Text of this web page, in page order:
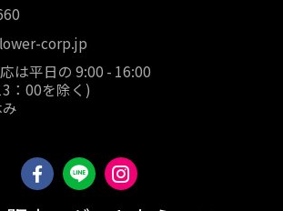
corp.jp
は平日の 9:00 - 16:00
：00を除く)